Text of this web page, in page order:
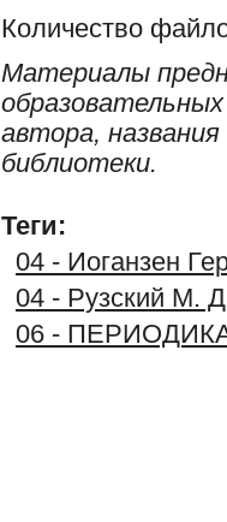
Количество
Материалы
автора,
библиотеки.
Теги:
04 - Иоганзен
04 - Рузский М.
06 -